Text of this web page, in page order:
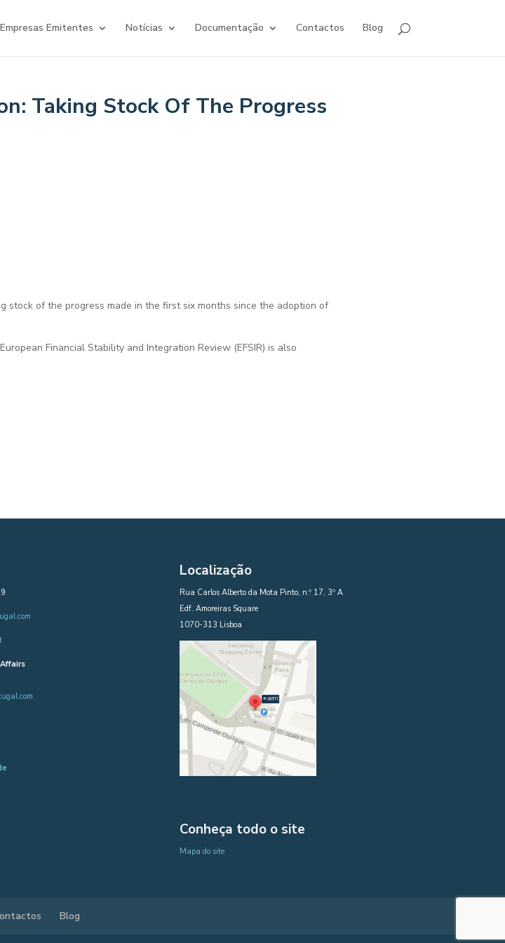
Empresas Emitentes Notícias Documentação Contactos Blog
Taking Stock Of The Progress
stock of the progress made in the first six months since the adoption of
Financial Stability and Integration Review (EFSIR) is also
Localização
Rua Carlos Alberto da Mota Pinto, n.º 17, 3º A
Edf. Amoreiras Square
1070-313 Lisboa
Conheça todo o site
Mapa do site
Blog